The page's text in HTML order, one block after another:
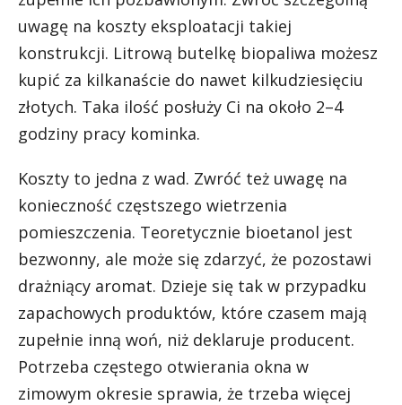
uwagę na koszty eksploatacji takiej
konstrukcji. Litrową butelkę biopaliwa możesz
kupić za kilkanaście do nawet kilkudziesięciu
złotych. Taka ilość posłuży Ci na około 2–4
godziny pracy kominka.
Koszty to jedna z wad. Zwróć też uwagę na
konieczność częstszego wietrzenia
pomieszczenia. Teoretycznie bioetanol jest
bezwonny, ale może się zdarzyć, że pozostawi
drażniący aromat. Dzieje się tak w przypadku
zapachowych produktów, które czasem mają
zupełnie inną woń, niż deklaruje producent.
Potrzeba częstego otwierania okna w
zimowym okresie sprawia, że trzeba więcej